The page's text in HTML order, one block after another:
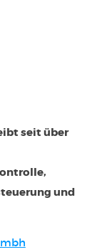
seit über
und